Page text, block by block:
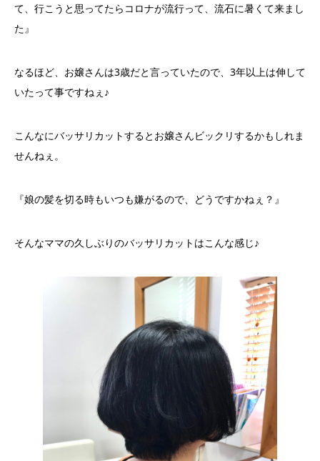
て、行こうと思ってたらコロナが流行って、流石に暑くて来まし
た』
なるほど、お嬢さんは3歳だと言っていたので、3年以上は伸して
いたって事ですねぇ♪
こんなにバッサリカットするとお嬢さんビックリするかもしれま
せんねぇ。
『娘の髪を切る時もいつも嫌がるので、どうですかねぇ？』
そんなママの久しぶりのバッサリカットはこんな感じ♪